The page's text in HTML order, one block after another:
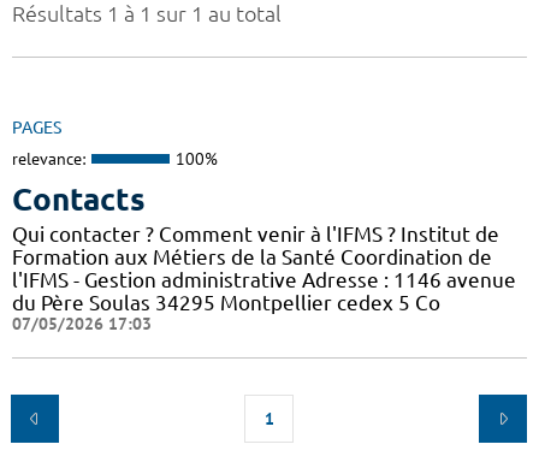
Résultats 1 à 1 sur 1 au total
PAGES
relevance: 100%
Contacts
Qui contacter ? Comment venir à l'IFMS ? Institut de
Formation aux Métiers de la Santé Coordination de
l'IFMS - Gestion administrative Adresse : 1146 avenue
du Père Soulas 34295 Montpellier cedex 5 Co
07/05/2026 17:03
1